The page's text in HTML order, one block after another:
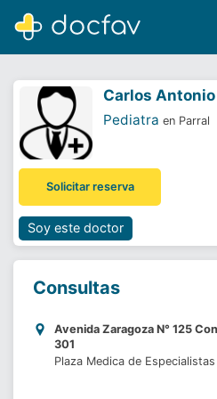
Software
¿Eres un
Carlos
Pediatra en Parral
Solicitar reserva
Soy este doctor
Consultas
Avenida Zaragoza N° 125
301
Plaza Medica de Especialistas